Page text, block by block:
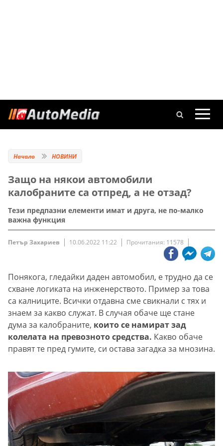
Начало НОВИНИ
Защо на някои автомобили
калобраните са отпред, а не отзад?
Тези предпазни елементи имат и друга, не по-малко
важна функция
Петър Захариев 10.06.2022 11:22 Прочитания: 11578
Понякога, гледайки даден автомобил, е трудно да се
схване логиката на инженерството. Пример за това
са калниците. Всички отдавна сме свикнали с тях и
знаем за какво служат. В случая обаче ще стане
дума за калобраните, които се намират зад
колелата на превозното средства. Какво обаче
правят те пред гумите, си остава загадка за мнозина.